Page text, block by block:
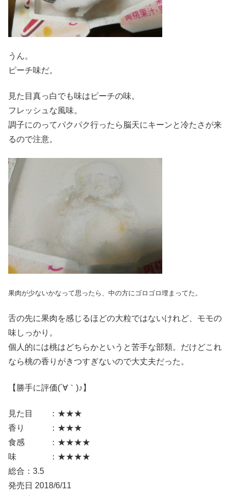
うん。
ピーチ味だ。
見た目真っ白でも味はピーチの味。
フレッシュな風味。
調子にのってパクパク行ったら脳天にキーンと冷たさが来
るので注意。
果肉が少ないかなって思ったら、中の方にゴロゴロ埋まってた。
舌の先に果肉を感じるほどの大粒ではないけれど、モモの
味しっかり。
個人的には桃はどちらかというと苦手な部類。だけどこれ
なら桃の香りがきつすぎないので大丈夫だった。
【勝手に評価(´∀｀)♪】
見た目 ：★★★
香り ：★★★
食感 ：★★★★
味 ：★★★★
総合：3.5
発売日 2018/6/11